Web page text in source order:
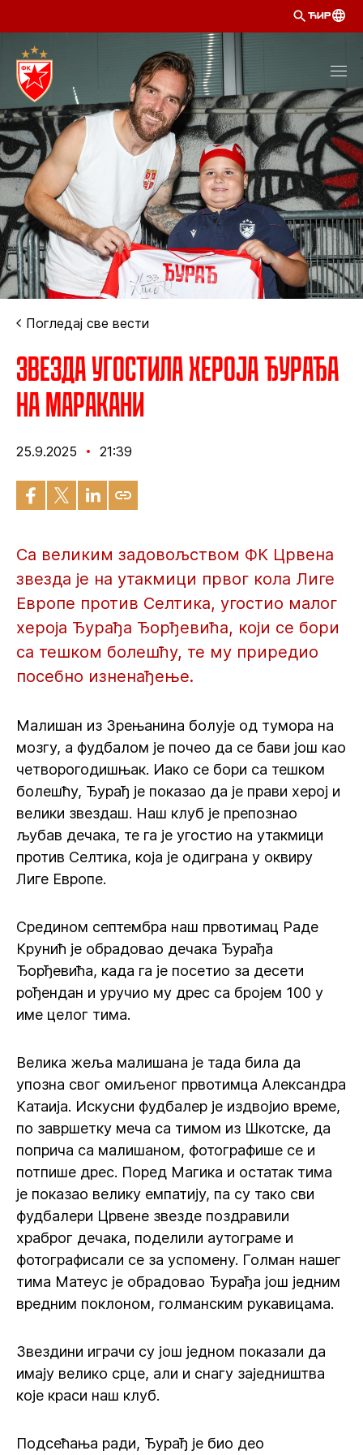
ЋИР
Погледај све вести
Звезда угостила хероја Ђурађа
на Маракани
25.9.2025 21:39
Са великим задовољством ФК Црвена
звезда је на утакмици првог кола Лиге
Европе против Селтика, угостио малог
хероја Ђурађа Ђорђевића, који се бори
са тешком болешћу, те му приредио
посебно изненађење.
Малишан из Зрењанина болује од тумора на
мозгу, а фудбалом је почео да се бави још као
четворогодишњак. Иако се бори са тешком
болешћу, Ђурађ је показао да је прави херој и
велики звездаш. Наш клуб је препознао
љубав дечака, те га је угостио на утакмици
против Селтика, која је одиграна у оквиру
Лиге Европе.
Средином септембра наш првотимац Раде
Крунић је обрадовао дечака Ђурађа
Ђорђевића, када га је посетио за десети
рођендан и уручио му дрес са бројем 100 у
име целог тима.
Велика жеља малишана је тада била да
упозна свог омиљеног првотимца Александра
Катаија. Искусни фудбалер је издвојио време,
по завршетку меча са тимом из Шкотске, да
поприча са малишаном, фотографише се и
потпише дрес. Поред Магика и остатак тима
је показао велику емпатију, па су тако сви
фудбалери Црвене звезде поздравили
храброг дечака, поделили аутограме и
фотографисали се за успомену. Голман нашег
тима Матеус је обрадовао Ђурађа још једним
вредним поклоном, голманским рукавицама.
Звездини играчи су још једном показали да
имају велико срце, али и снагу заједништва
које краси наш клуб.
Подсећања ради, Ђурађ је био део